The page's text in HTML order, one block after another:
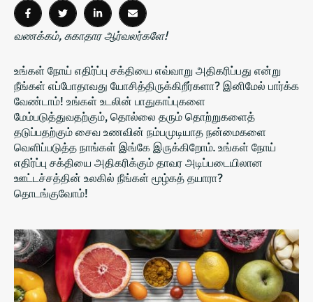
வணக்கம், சுகாதார ஆர்வலர்களே!
உங்கள் நோய் எதிர்ப்பு சக்தியை எவ்வாறு அதிகரிப்பது என்று
நீங்கள் எப்போதாவது யோசித்திருக்கிறீர்களா? இனிமேல் பார்க்க
வேண்டாம்! உங்கள் உடலின் பாதுகாப்புகளை
மேம்படுத்துவதற்கும், தொல்லை தரும் தொற்றுகளைத்
தடுப்பதற்கும் சைவ உணவின் நம்பமுடியாத நன்மைகளை
வெளிப்படுத்த நாங்கள் இங்கே இருக்கிறோம். உங்கள் நோய்
எதிர்ப்பு சக்தியை அதிகரிக்கும் தாவர அடிப்படையிலான
ஊட்டச்சத்தின் உலகில் நீங்கள் மூழ்கத் தயாரா?
தொடங்குவோம்!